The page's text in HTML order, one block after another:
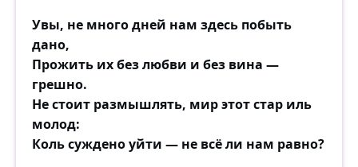
Увы, не много дней нам здесь побыть
дано,
Прожить их без любви и без вина —
грешно.
Не стоит размышлять, мир этот стар иль
молод:
Коль суждено уйти — не всё ли нам равно?